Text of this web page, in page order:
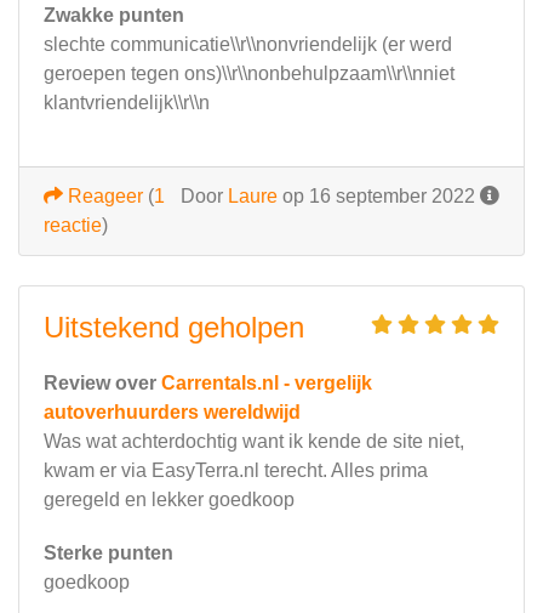
Zwakke punten
slechte communicatie\\r\\nonvriendelijk (er werd
geroepen tegen ons)\\r\\nonbehulpzaam\\r\\nniet
klantvriendelijk\\r\\n
Door Laure op 16 september 2022
Reageer (1
reactie)
Uitstekend geholpen
Review over Carrentals.nl - vergelijk
autoverhuurders wereldwijd
Was wat achterdochtig want ik kende de site niet,
kwam er via EasyTerra.nl terecht. Alles prima
geregeld en lekker goedkoop
Sterke punten
goedkoop